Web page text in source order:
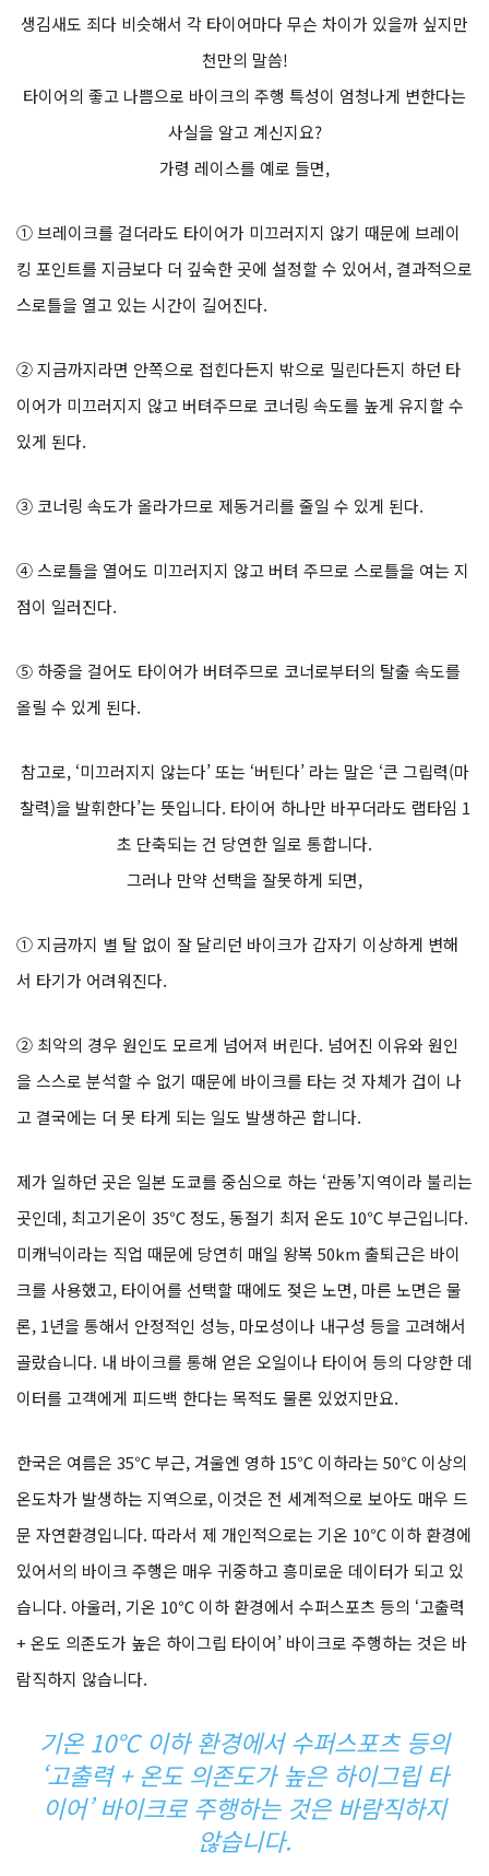
생김새도 죄다 비슷해서 각 타이어마다 무슨 차이가 있을까 싶지만
천만의 말씀!
타이어의 좋고 나쁨으로 바이크의 주행 특성이 엄청나게 변한다는
사실을 알고 계신지요?
가령 레이스를 예로 들면,
① 브레이크를 걸더라도 타이어가 미끄러지지 않기 때문에 브레이
킹 포인트를 지금보다 더 깊숙한 곳에 설정할 수 있어서, 결과적으로
스로틀을 열고 있는 시간이 길어진다.
② 지금까지라면 안쪽으로 접힌다든지 밖으로 밀린다든지 하던 타
이어가 미끄러지지 않고 버텨주므로 코너링 속도를 높게 유지할 수
있게 된다.
③ 코너링 속도가 올라가므로 제동거리를 줄일 수 있게 된다.
④ 스로틀을 열어도 미끄러지지 않고 버텨 주므로 스로틀을 여는 지
점이 일러진다.
⑤ 하중을 걸어도 타이어가 버텨주므로 코너로부터의 탈출 속도를
올릴 수 있게 된다.
참고로, ‘미끄러지지 않는다’ 또는 ‘버틴다’ 라는 말은 ‘큰 그립력(마
찰력)을 발휘한다’는 뜻입니다. 타이어 하나만 바꾸더라도 랩타임 1
초 단축되는 건 당연한 일로 통합니다.
그러나 만약 선택을 잘못하게 되면,
① 지금까지 별 탈 없이 잘 달리던 바이크가 갑자기 이상하게 변해
서 타기가 어려워진다.
② 최악의 경우 원인도 모르게 넘어져 버린다. 넘어진 이유와 원인
을 스스로 분석할 수 없기 때문에 바이크를 타는 것 자체가 겁이 나
고 결국에는 더 못 타게 되는 일도 발생하곤 합니다.
제가 일하던 곳은 일본 도쿄를 중심으로 하는 ‘관동’지역이라 불리는
곳인데, 최고기온이 35℃ 정도, 동절기 최저 온도 10℃ 부근입니다.
미캐닉이라는 직업 때문에 당연히 매일 왕복 50km 출퇴근은 바이
크를 사용했고, 타이어를 선택할 때에도 젖은 노면, 마른 노면은 물
론, 1년을 통해서 안정적인 성능, 마모성이나 내구성 등을 고려해서
골랐습니다. 내 바이크를 통해 얻은 오일이나 타이어 등의 다양한 데
이터를 고객에게 피드백 한다는 목적도 물론 있었지만요.
한국은 여름은 35℃ 부근, 겨울엔 영하 15℃ 이하라는 50℃ 이상의
온도차가 발생하는 지역으로, 이것은 전 세계적으로 보아도 매우 드
문 자연환경입니다. 따라서 제 개인적으로는 기온 10℃ 이하 환경에
있어서의 바이크 주행은 매우 귀중하고 흥미로운 데이터가 되고 있
습니다. 아울러, 기온 10℃ 이하 환경에서 수퍼스포츠 등의 ‘고출력
+ 온도 의존도가 높은 하이그립 타이어’ 바이크로 주행하는 것은 바
람직하지 않습니다.
기온 10℃ 이하 환경에서 수퍼스포츠 등의
‘고출력 + 온도 의존도가 높은 하이그립 타
이어’ 바이크로 주행하는 것은 바람직하지
않습니다.